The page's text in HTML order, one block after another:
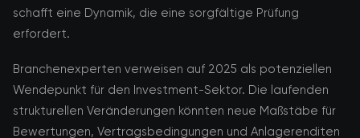
schafft eine Dynamik, die eine sorgfältige Prüfung
erfordert.
Branchenexperten verweisen auf 2025 als potenziellen
Wendepunkt für den Investment-Sektor. Die laufenden
strukturellen Veränderungen könnten neue Maßstäbe für
Bewertungen, Vertragsbedingungen und Anlagerenditen